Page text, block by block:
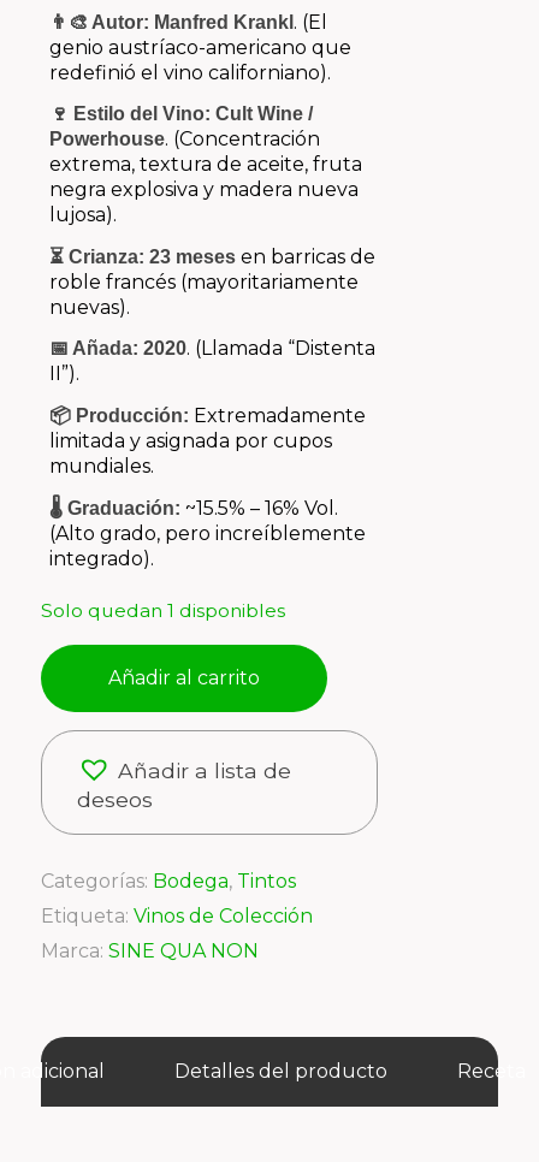
👨‍🎨 Autor: Manfred Krankl . (El
genio austríaco-americano que
redefinió el vino californiano).
🍷 Estilo del Vino: Cult Wine /
Powerhouse. (Concentración
extrema, textura de aceite, fruta
negra explosiva y madera nueva
lujosa).
⏳ Crianza: 23 mesesen barricas de
roble francés (mayoritariamente
nuevas).
📅 Añada: 2020. (Llamada “Distenta
II”).
📦 Producción: Extremadamente
limitada y asignada por cupos
mundiales.
🌡️ Graduación: ~15.5% – 16% Vol.
(Alto grado, pero increíblemente
integrado).
Solo quedan 1 disponibles
Añadir al carrito
Añadir a lista de
deseos
Categorías: Bodega, Tintos
Etiqueta: Vinos de Colección
Marca: SINE QUA NON
adicional Detalles del producto Receta